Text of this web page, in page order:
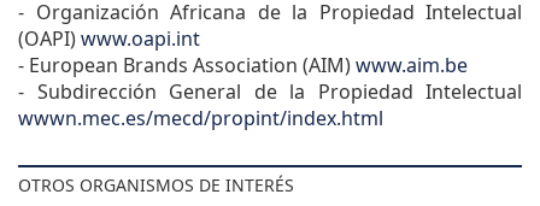
- Organización Africana de la Propiedad Intelectual
(OAPI)www.oapi.int
- European Brands Association (AIM)www.aim.be
- Subdirección General de la Propiedad Intelectual
wwwn.mec.es/mecd/propint/index.html
OTROS ORGANISMOS DE INTERÉS